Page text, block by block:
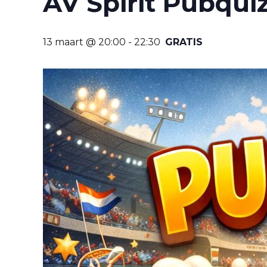
13 maart @ 20:00 - 22:30 GRATIS